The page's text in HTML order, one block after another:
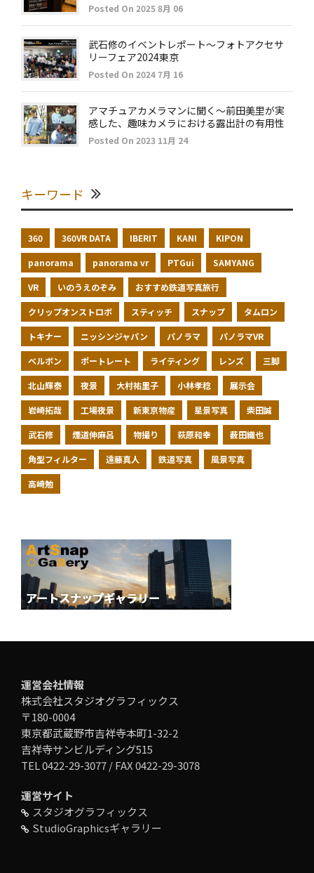
Posted On 2025 8月 06
武石修のイベントレポート～フォトアクセサ
リーフェア2024東京
Posted On 2024 7月 16
アマチュアカメラマンに聞く～前田美里が実
感した、趣味カメラにおける露出計の有用性
Posted On 2023 11月 24
キーワード
360 360VR DATA IBERIT KANI KIPON
panorama panorama vr PTGui SAMYANG
VR いのうえのぞみ おすすめ鉄道写真旅行
クリップオンストロボ スティッチ スナップ タムロン
トキナー ニッシンジャパン パノラマ パノラマVR
ベルボン ポートレート ライティング レンズ 三脚
北山輝泰 夜景 大村祐里子 小林孝稔 展示会
岩崎拓哉 工場夜景 新東京物産 星景写真 柴田誠
武石修 煙道伸麻呂 物撮り 萩原和幸 薮田織也
角型フィルター 遠藤真人 鉄道写真 風景写真
高崎勉
運営会社情報
株式会社スタジオグラフィックス
〒180-0004
東京都武蔵野市吉祥寺本町1-32-2
吉祥寺サンビルディング515
TEL 0422-29-3077 / FAX 0422-29-3078
運営サイト
スタジオグラフィックス
StudioGraphicsギャラリー